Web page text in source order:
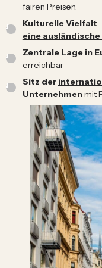
fairen Preisen.
Kulturelle Vielfalt
eine
Zentrale Lage in
erreichbar
Sitz der
Unternehmenmit